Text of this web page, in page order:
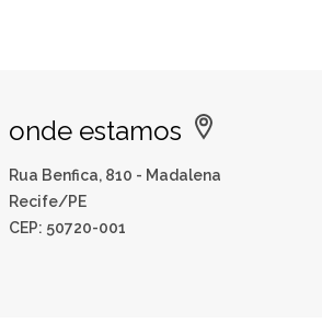
onde estamos
Rua Benfica, 810 - Madalena
Recife/PE
CEP: 50720-001